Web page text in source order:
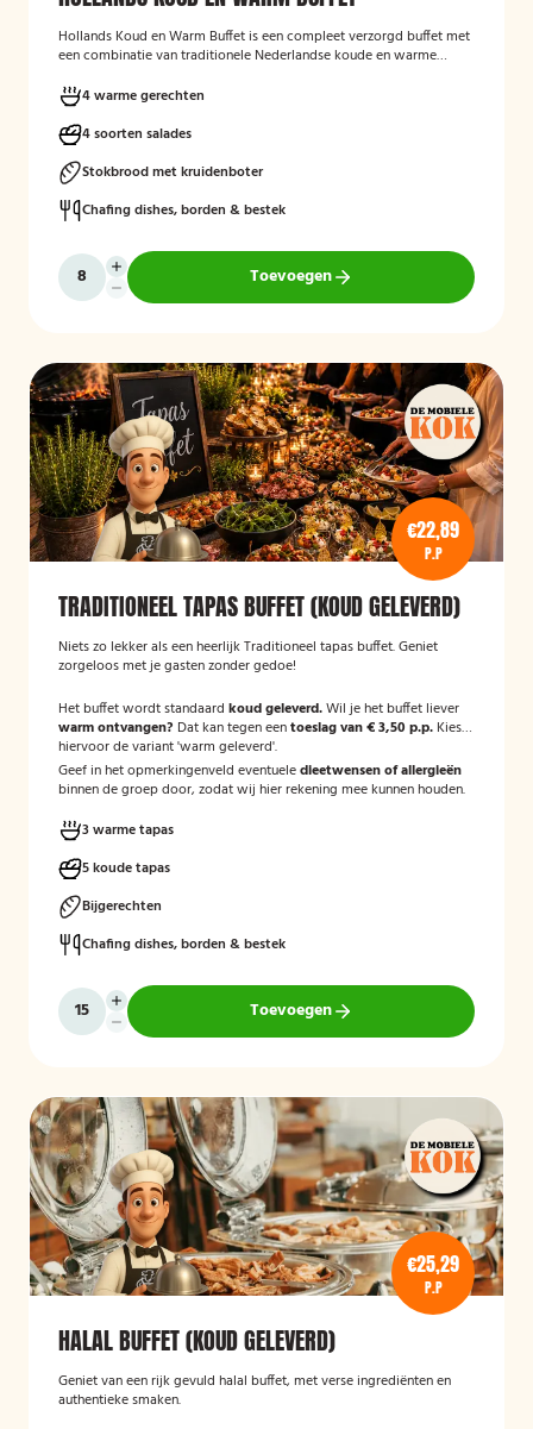
Hollands Koud en Warm Buffet is een compleet verzorgd buffet met
een combinatie van traditionele Nederlandse koude en warme
bedrijfsbijeenkomsten en andere gelegenheden, en biedt een
gevarieerde keuze aan salades, warme vleesgerechten en
bijgerechten, zodat er voor iedere gast iets lekkers bij zit. Het buffet
wordt verzorgd geleverd en is bedoeld om gasten op een
toegankelijke en smakelijke manier te laten genieten van een typisch
Hollands buffetconcept.
4 warme gerechten
4 soorten salades
Stokbrood met kruidenboter
Chafing dishes, borden & bestek
Toevoegen
€22,89
P.P
TRADITIONEEL TAPAS BUFFET (KOUD GELEVERD)
Niets zo lekker als een heerlijk Traditioneel tapas buffet. Geniet
zorgeloos met je gasten zonder gedoe!
Het buffet wordt standaard koud geleverd.Wil je het buffet liever
warm ontvangen? Dat kan tegen eentoeslag van € 3,50 p.p. Kies
hiervoor de variant 'warm geleverd'.
Geef in het opmerkingenveld eventueledieetwensen of allergieën
binnen de groep door, zodat wij hier rekening mee kunnen houden.
3 warme tapas
5 koude tapas
Bijgerechten
Chafing dishes, borden & bestek
Toevoegen
€25,29
P.P
HALAL BUFFET (KOUD GELEVERD)
Geniet van een rijk gevuld halal buffet, met verse ingrediënten en
authentieke smaken.